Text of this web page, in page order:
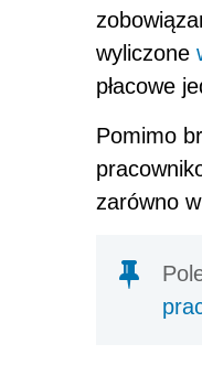
wyliczone
płacowe
Pomimo
zarówno